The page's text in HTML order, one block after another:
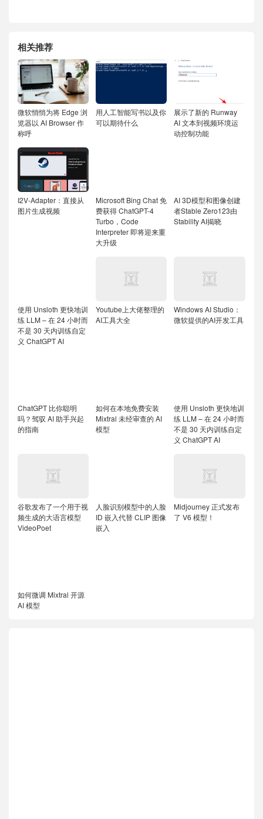
相关推荐
微软悄悄为将 Edge 浏
览器以 AI Browser 作
称呼
用人工智能写书以及你
可以期待什么
展示了新的 Runway
AI 文本到视频环境运
动控制功能
I2V-Adapter：直接从
图片生成视频
Microsoft Bing Chat 免
费获得 ChatGPT-4
Turbo，Code
Interpreter 即将迎来重
大升级
AI 3D模型和图像创建
者Stable Zero123由
Stability AI揭晓
使用 Unsloth 更快地训
练 LLM – 在 24 小时而
不是 30 天内训练自定
义 ChatGPT AI
Youtube上大佬整理的
AI工具大全
Windows AI Studio：
微软提供的AI开发工具
ChatGPT 比你聪明
吗？驾驭 AI 助手兴起
的指南
如何在本地免费安装
Mixtral 未经审查的 AI
模型
使用 Unsloth 更快地训
练 LLM – 在 24 小时而
不是 30 天内训练自定
义 ChatGPT AI
谷歌发布了一个用于视
频生成的大语言模型
VideoPoet
人脸识别模型中的人脸
ID 嵌入代替 CLIP 图像
嵌入
Midjourney 正式发布
了 V6 模型！
如何微调 Mixtral 开源
AI 模型